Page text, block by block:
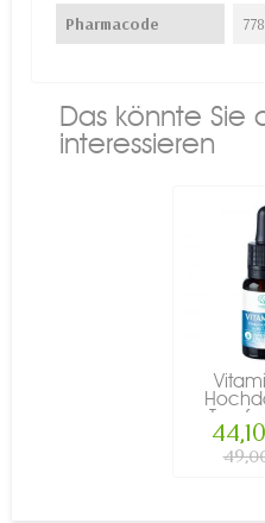
Pharmacode
Das könnte Sie
interessieren